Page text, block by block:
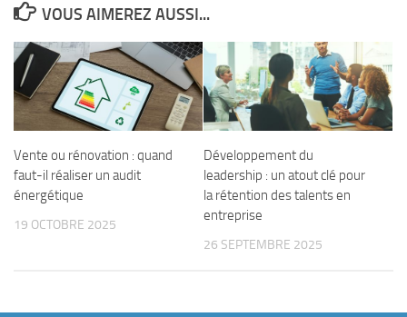
VOUS AIMEREZ AUSSI...
Vente ou rénovation : quand
faut-il réaliser un audit
énergétique
19 OCTOBRE 2025
Développement du
leadership : un atout clé pour
la rétention des talents en
entreprise
26 SEPTEMBRE 2025